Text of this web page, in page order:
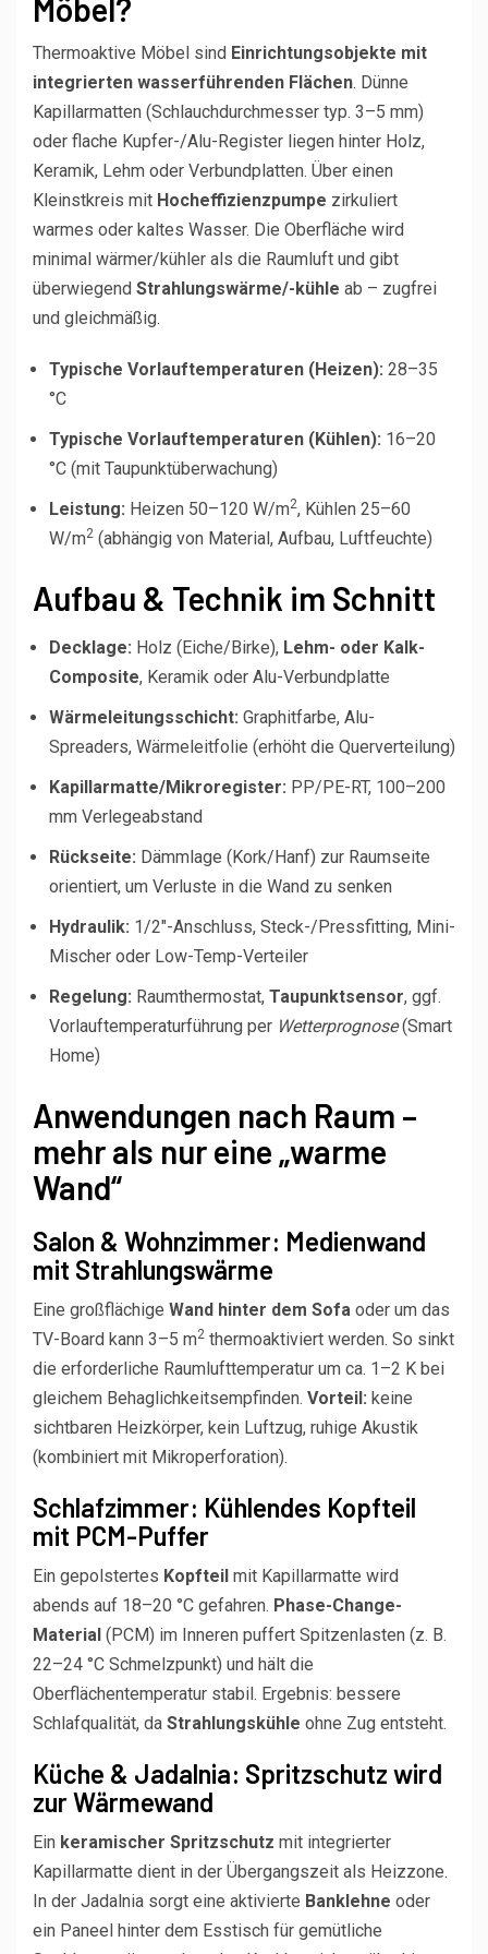
Möbel?
Thermoaktive Möbel sind Einrichtungsobjekte mit
integrierten wasserführenden Flächen. Dünne
Kapillarmatten (Schlauchdurchmesser typ. 3–5 mm)
oder flache Kupfer-/Alu-Register liegen hinter Holz,
Keramik, Lehm oder Verbundplatten. Über einen
Kleinstkreis mit Hocheffizienzpumpe zirkuliert
warmes oder kaltes Wasser. Die Oberfläche wird
minimal wärmer/kühler als die Raumluft und gibt
überwiegend Strahlungswärme/-kühle ab – zugfrei
und gleichmäßig.
Typische Vorlauftemperaturen (Heizen): 28–35
°C
Typische Vorlauftemperaturen (Kühlen): 16–20
°C (mit Taupunktüberwachung)
Leistung: Heizen 50–120 W/m2, Kühlen 25–60
W/m2 (abhängig von Material, Aufbau, Luftfeuchte)
Aufbau & Technik im Schnitt
Decklage: Holz (Eiche/Birke), Lehm- oder Kalk-
Composite, Keramik oder Alu-Verbundplatte
Wärmeleitungsschicht: Graphitfarbe, Alu-
Spreaders, Wärmeleitfolie (erhöht die Querverteilung)
Kapillarmatte/Mikroregister: PP/PE-RT, 100–200
mm Verlegeabstand
Rückseite: Dämmlage (Kork/Hanf) zur Raumseite
orientiert, um Verluste in die Wand zu senken
Hydraulik: 1/2″-Anschluss, Steck-/Pressfitting, Mini-
Mischer oder Low-Temp-Verteiler
Regelung: Raumthermostat, Taupunktsensor, ggf.
Vorlauftemperaturführung per Wetterprognose(Smart
Home)
Anwendungen nach Raum –
mehr als nur eine „warme
Wand“
Salon & Wohnzimmer: Medienwand
mit Strahlungswärme
Eine großflächige Wand hinter dem Sofa oder um das
TV-Board kann 3–5 m2 thermoaktiviert werden. So sinkt
die erforderliche Raumlufttemperatur um ca. 1–2 K bei
gleichem Behaglichkeitsempfinden. Vorteil: keine
sichtbaren Heizkörper, kein Luftzug, ruhige Akustik
(kombiniert mit Mikroperforation).
Schlafzimmer: Kühlendes Kopfteil
mit PCM-Puffer
Ein gepolstertes Kopfteil mit Kapillarmatte wird
abends auf 18–20 °C gefahren. Phase-Change-
Material (PCM) im Inneren puffert Spitzenlasten (z. B.
22–24 °C Schmelzpunkt) und hält die
Oberflächentemperatur stabil. Ergebnis: bessere
Schlafqualität, da Strahlungskühle ohne Zug entsteht.
Küche & Jadalnia: Spritzschutz wird
zur Wärmewand
Ein keramischer Spritzschutz mit integrierter
Kapillarmatte dient in der Übergangszeit als Heizzone.
In der Jadalnia sorgt eine aktivierte Banklehne oder
ein Paneel hinter dem Esstisch für gemütliche